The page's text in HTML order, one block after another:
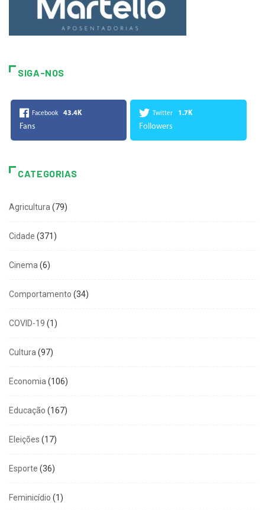
SIGA-NOS
Facebook 43.4K
Fans
Twitter 1.7K
Followers
CATEGORIAS
Agricultura (79)
Cidade (371)
Cinema (6)
Comportamento (34)
COVID-19 (1)
Cultura (97)
Economia (106)
Educação (167)
Eleições (17)
Esporte (36)
Feminicídio (1)